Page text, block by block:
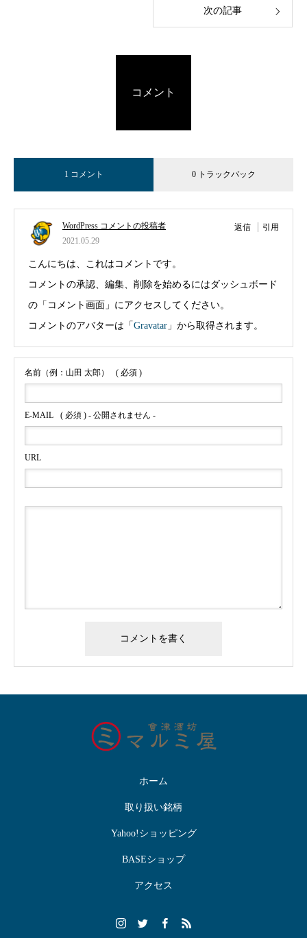
次の記事
コメント
1 コメント 0 トラックバック
WordPress コメントの投稿者
2021.05.29
返信 引用
こんにちは、これはコメントです。
コメントの承認、編集、削除を始めるにはダッシュボード
の「コメント画面」にアクセスしてください。
コメントのアバターは「 Gravatar 」から取得されます。
名前（例：山田 太郎） ( 必須 )
E-MAIL ( 必須 ) - 公開されません -
URL
ホーム
取り扱い銘柄
Yahoo!ショッピング
BASEショップ
アクセス